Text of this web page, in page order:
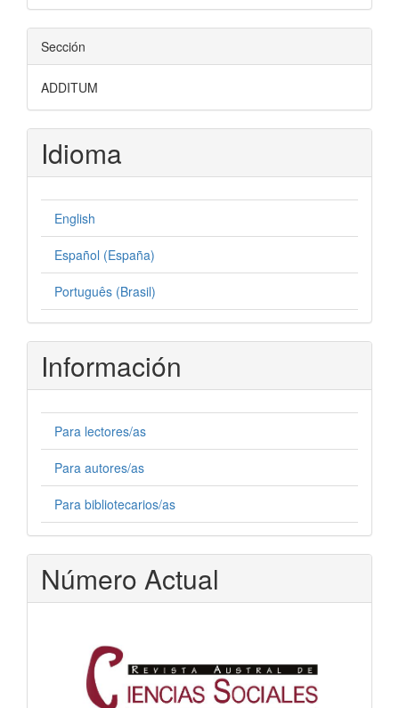
Sección
ADDITUM
Idioma
English
Español (España)
Português (Brasil)
Información
Para lectores/as
Para autores/as
Para bibliotecarios/as
Número Actual